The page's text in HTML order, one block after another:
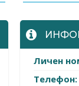
Личен
Телефон: